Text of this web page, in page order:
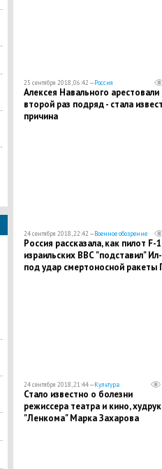
25 сентября 2018, 06:42 —Россия
Алексея Навального арестовали
второй раз подряд - стала
причина
24 сентября 2018, 22:42 —Военное обозрение
Россия рассказала, как пилот F-
израильских ВВС "подставил"
под удар смертоносной ракеты
24 сентября 2018, 21:44 —Культура
Стало известно о болезни
режиссера театра и кино,
"Ленкома" Марка Захарова